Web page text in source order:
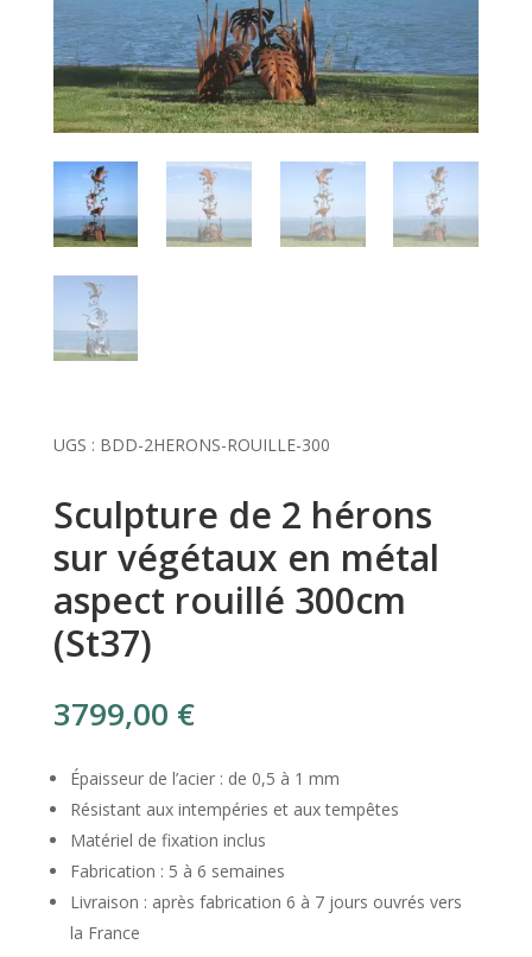
UGS : BDD-2HERONS-ROUILLE-300
Sculpture de 2 hérons
sur végétaux en métal
aspect rouillé 300cm
(St37)
3799,00 €
Épaisseur de l’acier : de 0,5 à 1 mm
Résistant aux intempéries et aux tempêtes
Matériel de fixation inclus
Fabrication : 5 à 6 semaines
Livraison : après fabrication 6 à 7 jours ouvrés vers
la France